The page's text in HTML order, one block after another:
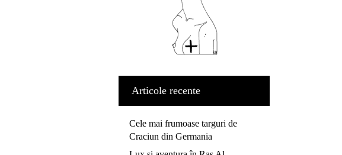
Articole recente
Cele mai frumoase targuri de
Craciun din Germania